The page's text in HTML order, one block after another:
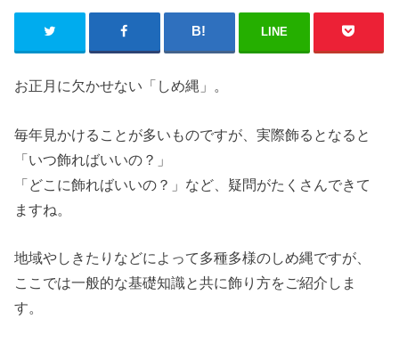
LINE
お正月に欠かせない「しめ縄」。
毎年見かけることが多いものですが、実際飾るとなると
「いつ飾ればいいの？」
「どこに飾ればいいの？」など、疑問がたくさんできて
ますね。
地域やしきたりなどによって多種多様のしめ縄ですが、
ここでは一般的な基礎知識と共に飾り方をご紹介しま
す。